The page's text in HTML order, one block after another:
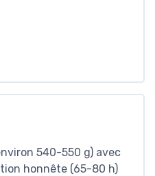
540-550 g) avec
honnête (65-80 h)